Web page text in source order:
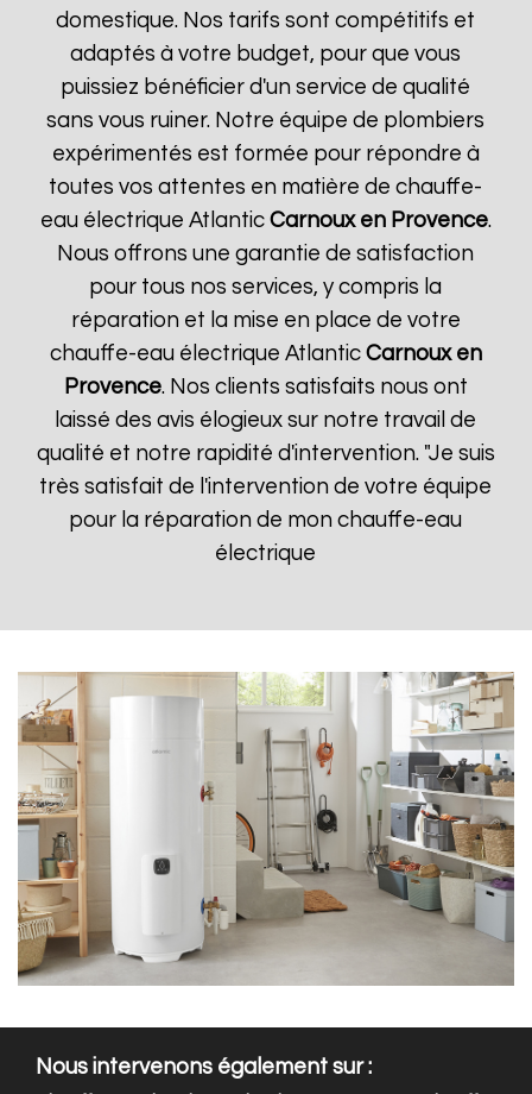
domestique. Nos tarifs sont compétitifs et
adaptés à votre budget, pour que vous
puissiez bénéficier d'un service de qualité
sans vous ruiner. Notre équipe de plombiers
expérimentés est formée pour répondre à
toutes vos attentes en matière de chauffe-
eau électrique Atlantic Carnoux en Provence.
Nous offrons une garantie de satisfaction
pour tous nos services, y compris la
réparation et la mise en place de votre
chauffe-eau électrique Atlantic Carnoux en
Provence. Nos clients satisfaits nous ont
laissé des avis élogieux sur notre travail de
qualité et notre rapidité d'intervention. "Je suis
très satisfait de l'intervention de votre équipe
pour la réparation de mon chauffe-eau
électrique
Nous intervenons également sur :